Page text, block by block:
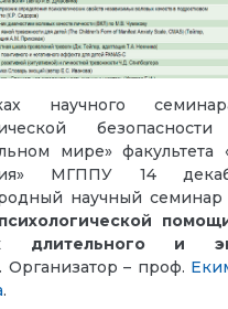
научного
мире»факультета
МГППУ 14
научный семинар
длительного и
Организатор – проф.
.